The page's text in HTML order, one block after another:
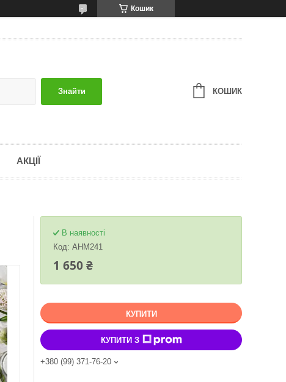
Кошик
Знайти КОШИК
АКЦІЇ
В наявності
Код: AНM241
1 650 ₴
КУПИТИ
КУПИТИ З
+380 (99) 371-76-20